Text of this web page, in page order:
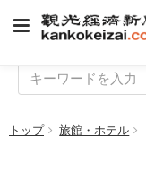
トップ 旅館・ホテル